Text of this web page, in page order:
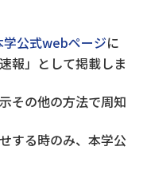
学公式webページに
報」として掲載しま
その他の方法で周知
する時のみ、本学公